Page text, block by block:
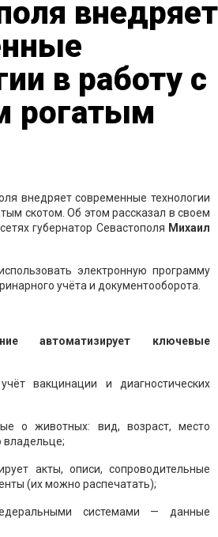
внедряет
в работу с
рогатым
внедряет современные технологии
скотом. Об этом рассказал в своем
губернатор Севастополя Михаил
электронную программу
учёта и документооборота.
автоматизирует ключевые
вакцинации и диагностических
о животных: вид, возраст, место
владельце;
акты, описи, сопроводительные
(их можно распечатать);
системами — данные